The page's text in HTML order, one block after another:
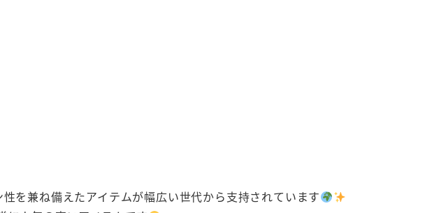
を兼ね備えたアイテムが幅広い世代から支持されています